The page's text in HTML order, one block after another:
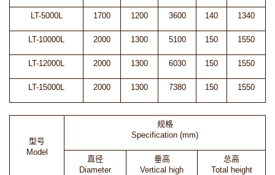
LT-5000L 1700 1200 3600 140 1340
LT-10000L 2000 1300 5100 150 1550
LT-12000L 2000 1300 6030 150 1550
LT-15000L 2000 1300 7380 150 1550
型号
Model
规格
Specification (mm)
直径
Diameter
垂高
Vertical high
总高
Total height